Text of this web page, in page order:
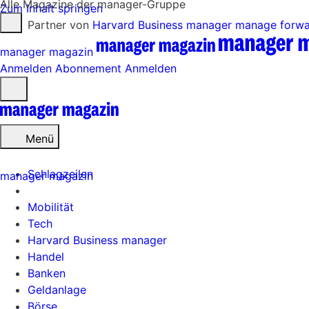
Zum Inhalt springen
Partner von Harvard Business manager manage
manager magazin
Anmelden Abonnement Anmelden
öffnen
Menü
Schlagzeilen
Mobilität
Tech
Harvard Business manager
Handel
Banken
Geldanlage
Börse
Alle Magazine der manager-Gruppe
manager magazin